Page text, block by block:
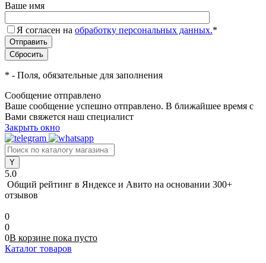
Ваше имя
Я согласен на обработку персональных данных.*
* - Поля, обязательные для заполнения
Сообщение отправлено
Ваше сообщение успешно отправлено. В ближайшее время с
Вами свяжется наш специалист
Закрыть окно
5.0
Общий рейтинг в Яндексе и Авито на основании 300+
отзывов
0
0
0В корзине пока пусто
Каталог товаров